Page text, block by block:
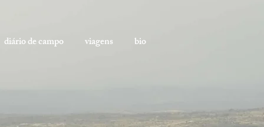
diário de campo viagens bio